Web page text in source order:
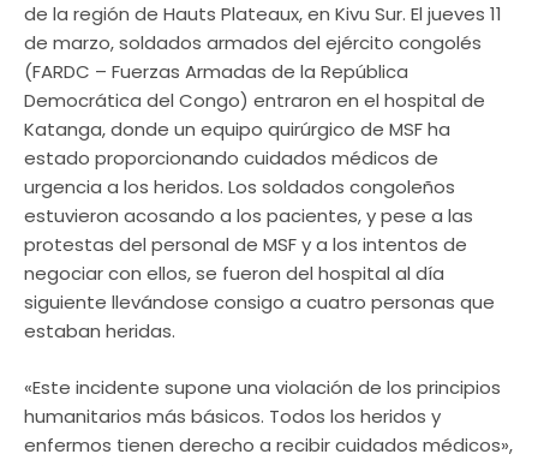
de la región de Hauts Plateaux, en Kivu Sur. El jueves 11
de marzo, soldados armados del ejército congolés
(FARDC – Fuerzas Armadas de la República
Democrática del Congo) entraron en el hospital de
Katanga, donde un equipo quirúrgico de MSF ha
estado proporcionando cuidados médicos de
urgencia a los heridos. Los soldados congoleños
estuvieron acosando a los pacientes, y pese a las
protestas del personal de MSF y a los intentos de
negociar con ellos, se fueron del hospital al día
siguiente llevándose consigo a cuatro personas que
estaban heridas.
«Este incidente supone una violación de los principios
humanitarios más básicos. Todos los heridos y
enfermos tienen derecho a recibir cuidados médicos»,